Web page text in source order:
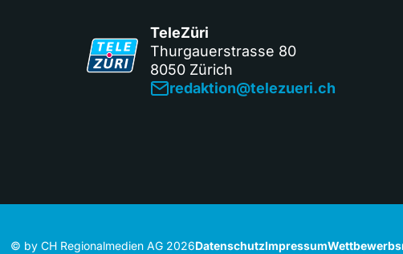
TeleZüri
Thurgauerstrasse 80
8050 Zürich
redaktion@telezueri.ch
© by CH Regionalmedien AG 2026DatenschutzImpressum